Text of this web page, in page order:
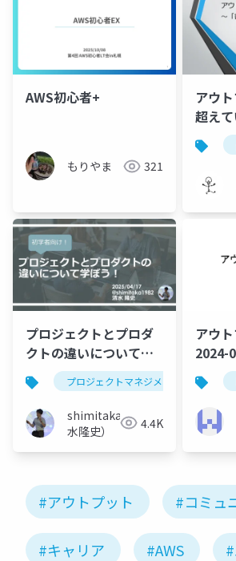
AWS初心者+
もりやま 321
アウ
超え
る」
こう
～
プロジェクトとプロダ
クトの違いについて学
ぼう！ プロジェクトマネジメント プ
shimitaka（清
水隆史）
4.4K
アウ
2024-
#アウトプット #コミュ
#キャリア #AWS